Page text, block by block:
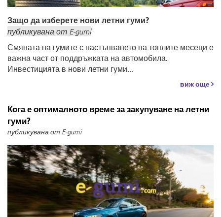
Защо да изберете нови летни гуми?
публикувана от E-gumi
Смяната на гумите с настъпването на топлите месеци е
важна част от поддръжката на автомобила.
Инвестицията в нови летни гуми...
виж още
Кога е оптималното време за закупуване на летни
гуми?
публикувана от E-gumi